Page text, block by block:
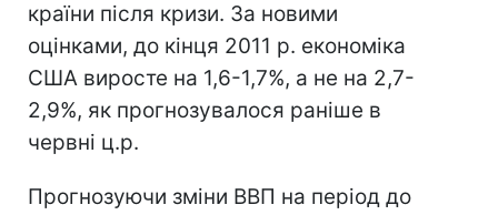
країни після кризи. За новими
оцінками, до кінця 2011 р. економіка
США виросте на 1,6-1,7%, а не на 2,7-
2,9%, як прогнозувалося раніше в
червні ц.р.
Прогнозуючи зміни ВВП на період до